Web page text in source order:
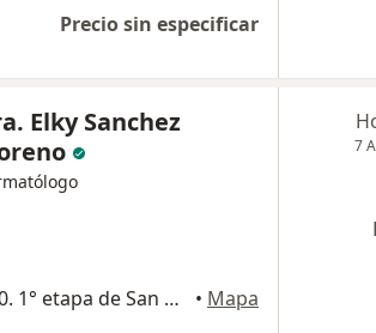
Precio sin especificar
Elky Sanchez
Calle San Andrés 320. 1° etapa de San Andrés. Trujillo, Trujillo • Mapa
7